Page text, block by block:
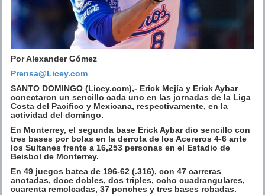
Por Alexander Gómez
Prensa@Licey.com
SANTO DOMINGO (Licey.com),- Erick Mejía y Erick Aybar
conectaron un sencillo cada uno en las jornadas de la Liga
Costa del Pacifico y Mexicana, respectivamente, en la
actividad del domingo.
En Monterrey, el segunda base Erick Aybar dio sencillo con
tres bases por bolas en la derrota de los Acereros 4-6 ante
los Sultanes frente a 16,253 personas en el Estadio de
Beisbol de Monterrey.
En 49 juegos batea de 196-62 (.316), con 47 carreras
anotadas, doce dobles, dos triples, ocho cuadrangulares,
cuarenta remolcadas, 37 ponches y tres bases robadas.